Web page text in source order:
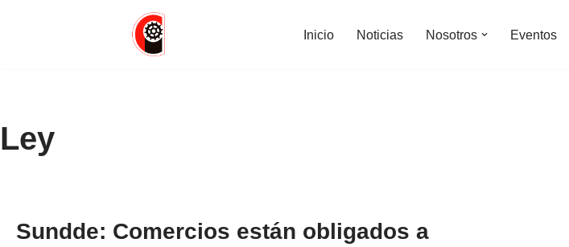
Inicio Noticias Nosotros Eventos
Ley
Sundde: Comercios están obligados a